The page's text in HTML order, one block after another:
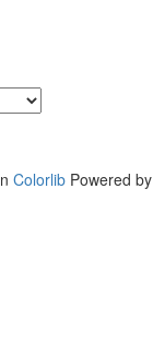
Colorlib Powered by